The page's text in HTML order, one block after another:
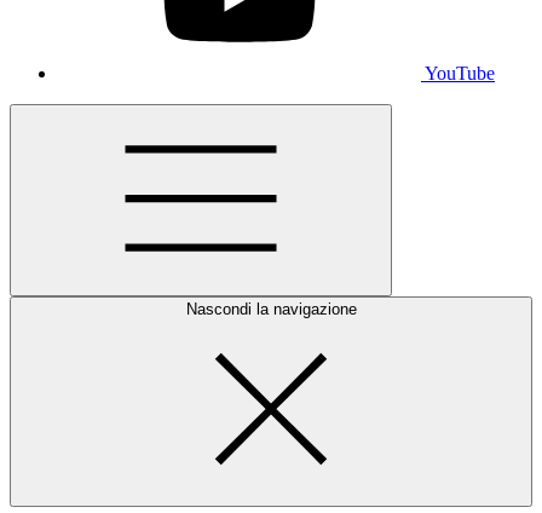
YouTube
Nascondi la navigazione